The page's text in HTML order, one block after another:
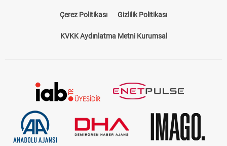
Çerez Politikası Gizlilik Politikası
KVKK Aydınlatma Metni Kurumsal